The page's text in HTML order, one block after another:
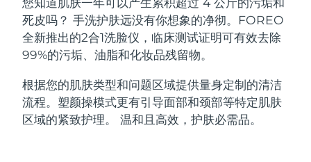
死皮吗？ 手洗护肤远没有你想象的净彻。FOREO
全新推出的2合1洗脸仪，临床测试证明可有效去除
99%的污垢、油脂和化妆品残留物。
根据您的肌肤类型和问题区域提供量身定制的清洁
流程。塑颜操模式更有引导面部和颈部等特定肌肤
区域的紧致护理。 温和且高效，护肤必需品。
面部清洁
LUNA™ 4 套装
Anti-aging massage
LUNA™ 4 Plus
紧致提拉
BEAR™ 2 套装
Microcurrent toning
BEAR™ 2 go
补水保湿
UFO™ 3 套装
口腔护理
issa™ 4
比利时 预计送达日期11/8/26
百慕大 预计送达日期
波斯尼亚和黑塞哥维那 预计送达日期14/8/26
文莱 预计送达日期